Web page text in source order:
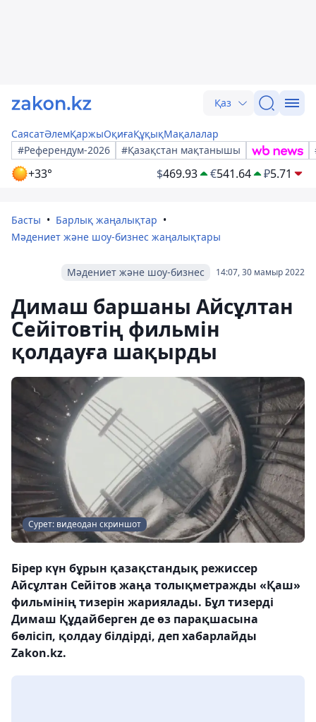
Қаз
СаясатӘлемҚаржыОқиғаҚұқықМақалалар
#Референдум-2026
#Қазақстан мақтанышы
+33° $469.93 €541.64 ₽5.71
Басты
Барлық жаңалықтар
Мәдениет және шоу-бизнес жаңалықтары
14:07, 30 мамыр 2022
Мәдениет және шоу-бизнес
Димаш баршаны Айсұлтан
Сейітовтің фильмін
қолдауға шақырды
Сурет: видеодан скриншот
Бірер күн бұрын қазақстандық режиссер
Айсұлтан Сейітов жаңа толықметражды «Қаш»
фильмінің тизерін жариялады. Бұл тизерді
Димаш Құдайберген де өз парақшасына
бөлісіп, қолдау білдірді, деп хабарлайды
Zakon.kz.